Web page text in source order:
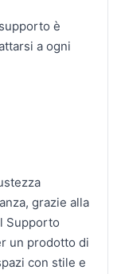
è
a ogni
grazie alla
Supporto
un prodotto di
con stile e